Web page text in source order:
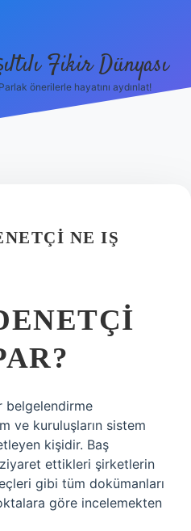
Fikir Dünyası
Parlak önerilerle hayatını aydınlat!
NE IŞ
belgelendirme
ve kuruluşların sistem
kişidir. Baş
ettikleri şirketlerin
gibi tüm dokümanları
göre incelemekten